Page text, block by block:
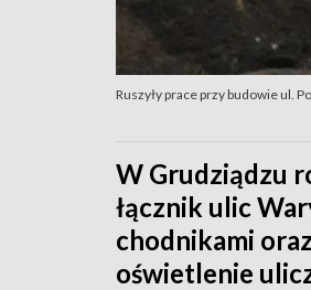
Ruszyły prace przy budowie ul.
W Grudziądzu
łącznik ulic
chodnikami
oświetlenie